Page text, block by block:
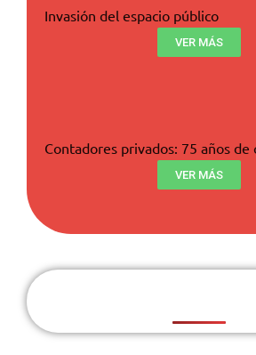
Invasión del espacio público
VER MÁS
Contadores privados: 75 años
VER MÁS